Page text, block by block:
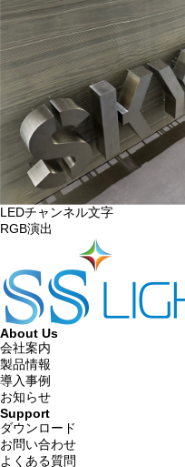
LEDチャンネル文字
RGB演出
About Us
会社案内
製品情報
導入事例
お知らせ
Support
ダウンロード
お問い合わせ
よくある質問